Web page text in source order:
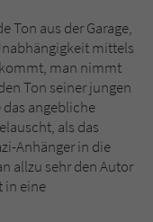
Ton aus der Garage,
mittels
man nimmt
Ton seiner jungen
angebliche
als das
Anhänger in die
allzu sehr den Autor
in eine